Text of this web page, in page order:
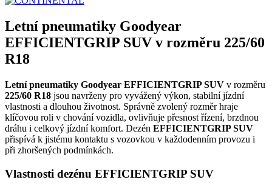
Letní pneumatiky Goodyear
EFFICIENTGRIP SUV v rozměru 225/60
R18
Letní pneumatiky Goodyear EFFICIENTGRIP SUV v rozměru
225/60 R18 jsou navrženy pro vyvážený výkon, stabilní jízdní
vlastnosti a dlouhou životnost. Správně zvolený rozměr hraje
klíčovou roli v chování vozidla, ovlivňuje přesnost řízení, brzdnou
dráhu i celkový jízdní komfort. Dezén EFFICIENTGRIP SUV
přispívá k jistému kontaktu s vozovkou v každodenním provozu i
při zhoršených podmínkách.
Vlastnosti dezénu EFFICIENTGRIP SUV